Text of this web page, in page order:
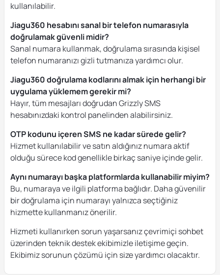
kullanılabilir.
Jiagu360 hesabını sanal bir telefon numarasıyla
doğrulamak güvenli midir?
Sanal numara kullanmak, doğrulama sırasında kişisel
telefon numaranızı gizli tutmanıza yardımcı olur.
Jiagu360 doğrulama kodlarını almak için herhangi bir
uygulama yüklemem gerekir mi?
Hayır, tüm mesajları doğrudan Grizzly SMS
hesabınızdaki kontrol panelinden alabilirsiniz.
OTP kodunu içeren SMS ne kadar sürede gelir?
Hizmet kullanılabilir ve satın aldığınız numara aktif
olduğu sürece kod genellikle birkaç saniye içinde gelir.
Aynı numarayı başka platformlarda kullanabilir miyim?
Bu, numaraya ve ilgili platforma bağlıdır. Daha güvenilir
bir doğrulama için numarayı yalnızca seçtiğiniz
hizmette kullanmanız önerilir.
Hizmeti kullanırken sorun yaşarsanız çevrimiçi sohbet
üzerinden teknik destek ekibimizle iletişime geçin.
Ekibimiz sorunun çözümü için size yardımcı olacaktır.